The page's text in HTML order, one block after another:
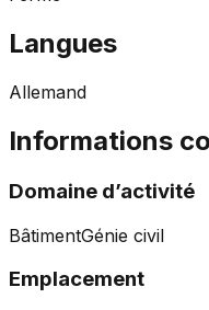
Langues
Allemand
Informations
Domaine d’activité
BâtimentGénie civil
Emplacement